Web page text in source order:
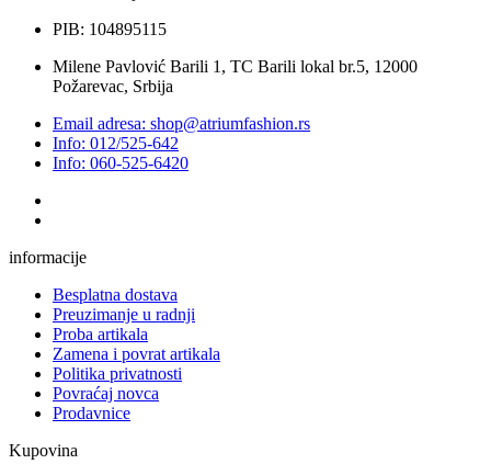
PIB: 104895115
Milene Pavlović Barili 1, TC Barili lokal br.5, 12000
Požarevac, Srbija
Email adresa: shop@atriumfashion.rs
Info: 012/525-642
Info: 060-525-6420
informacije
Besplatna dostava
Preuzimanje u radnji
Proba artikala
Zamena i povrat artikala
Politika privatnosti
Povraćaj novca
Prodavnice
Kupovina